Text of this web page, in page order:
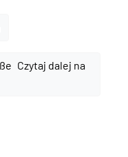
Czytaj dalej na